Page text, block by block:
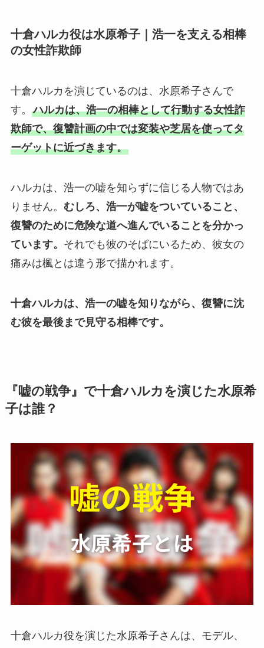
十倉ハルカ役は水原希子｜浩一を支える相棒
の女性詐欺師
十倉ハルカを演じているのは、水原希子さんで
す。 ハルカは、浩一の相棒として行動する女性詐
欺師で、復讐計画の中では変装や芝居を使ってタ
ーゲットに近づきます。
ハルカは、浩一の嘘を知らずに信じる人物ではあ
りません。 むしろ、浩一が嘘をついていること、
復讐のために危険な道へ進んでいることを分かっ
ています。 それでも彼のそばにいるため、彼女の
痛みは楓とは違う形で描かれます。
十倉ハルカは、浩一の嘘を知りながら、復讐に沈
む彼を最後まで見守る相棒です。
『嘘の戦争』で十倉ハルカを演じた水原希
子は誰？
十倉ハルカ役を演じた水原希子さんは、モデル、